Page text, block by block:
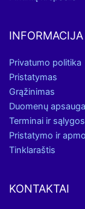
INFORMACIJA
Privatumo politika
Pristatymas
Grąžinimas
Duomenų apsauga
Terminai ir sąlygos
Pristatymo ir
Tinklaraštis
KONTAKTAI